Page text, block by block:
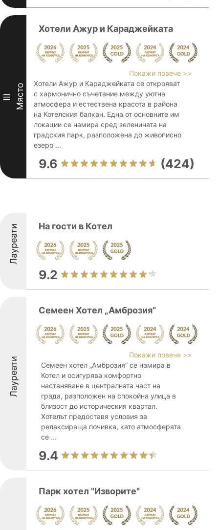
III Място
Хотели Ажур и Караджейката
Покажи повече >>
Хотели Ажур и Караджейката се открояват
с хармонично съчетание между уютна
атмосфера и естествена красота в района
на Котелския балкан. Една от основните им
локации се намира сред зеленината на
градския парк, разположена до живописно
езеро ...
9.6 (424)
Лауреати На гости в Котел
9.2
Лауреати
Семеен Хотел „Амброзия”
Покажи повече >>
Семеен хотел „Амброзия” се намира в
Котел и осигурява комфортно
настаняване в централната част на
града, разположен на спокойна улица в
близост до историческия квартал.
Хотелът предоставя условия за
релаксираща почивка, като атмосферата
се ...
9.4
Парк хотел "Изворите"